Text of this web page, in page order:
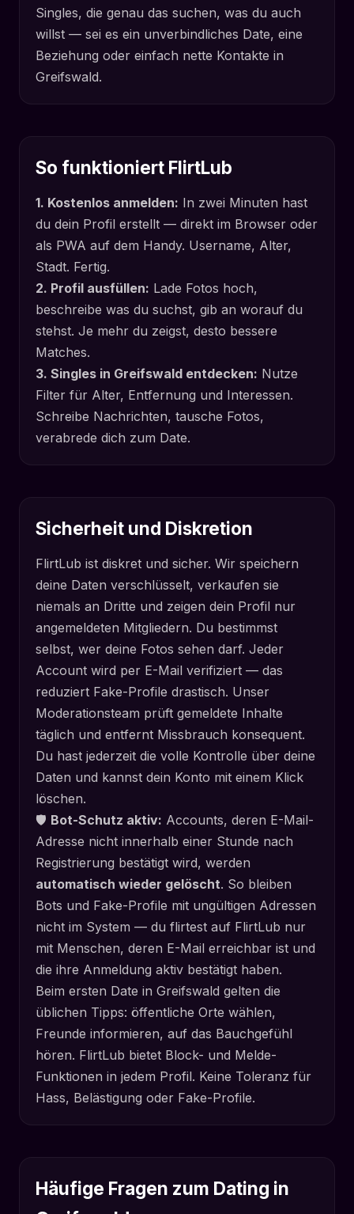
Singles, die genau das suchen, was du auch
willst — sei es ein unverbindliches Date, eine
Beziehung oder einfach nette Kontakte in
Greifswald.
So funktioniert FlirtLub
1. Kostenlos anmelden: In zwei Minuten hast
du dein Profil erstellt — direkt im Browser oder
als PWA auf dem Handy. Username, Alter,
Stadt. Fertig.
2. Profil ausfüllen: Lade Fotos hoch,
beschreibe was du suchst, gib an worauf du
stehst. Je mehr du zeigst, desto bessere
Matches.
3. Singles in Greifswald entdecken: Nutze
Filter für Alter, Entfernung und Interessen.
Schreibe Nachrichten, tausche Fotos,
verabrede dich zum Date.
Sicherheit und Diskretion
FlirtLub ist diskret und sicher. Wir speichern
deine Daten verschlüsselt, verkaufen sie
niemals an Dritte und zeigen dein Profil nur
angemeldeten Mitgliedern. Du bestimmst
selbst, wer deine Fotos sehen darf. Jeder
Account wird per E-Mail verifiziert — das
reduziert Fake-Profile drastisch. Unser
Moderationsteam prüft gemeldete Inhalte
täglich und entfernt Missbrauch konsequent.
Du hast jederzeit die volle Kontrolle über deine
Daten und kannst dein Konto mit einem Klick
löschen.
🛡️ Bot-Schutz aktiv: Accounts, deren E-Mail-
Adresse nicht innerhalb einer Stunde nach
Registrierung bestätigt wird, werden
automatisch wieder gelöscht. So bleiben
Bots und Fake-Profile mit ungültigen Adressen
nicht im System — du flirtest auf FlirtLub nur
mit Menschen, deren E-Mail erreichbar ist und
die ihre Anmeldung aktiv bestätigt haben.
Beim ersten Date in Greifswald gelten die
üblichen Tipps: öffentliche Orte wählen,
Freunde informieren, auf das Bauchgefühl
hören. FlirtLub bietet Block- und Melde-
Funktionen in jedem Profil. Keine Toleranz für
Hass, Belästigung oder Fake-Profile.
Häufige Fragen zum Dating in